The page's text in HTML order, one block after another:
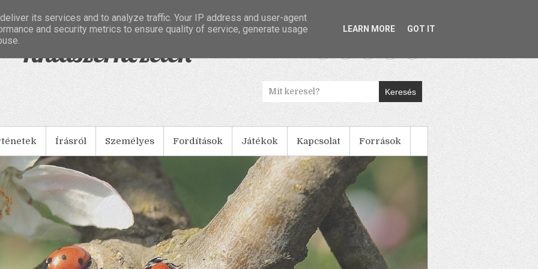
Tintaszerkezetek
Keresés
Írásról Személyes Fordítások Játékok Kapcsolat Források
its services and to analyze traffic. Your IP address and user-agent
and security metrics to ensure quality of service, generate usage
LEARN MORE GOT IT